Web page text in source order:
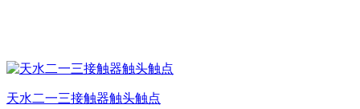
天水二一三接触器触头触点